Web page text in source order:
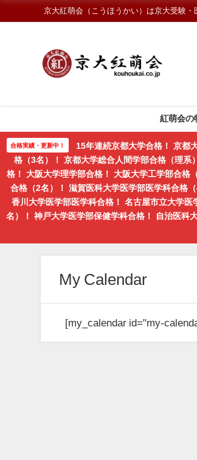
京大紅萌会（こうほうかい）は京大受験・
紅萌会の
合格実績・更新中！
15年連続京都大学合格！ 京都
格（3名）！ 京都大学総合人間学部合格（理
格！ 大阪大学理学部合格！ 大阪大学工学部合
合格（2名）！ 滋賀医科大学医学部医学科合格
香川大学医学部医学科合格！ 名古屋市立大学
名）！ 神戸大学医学部保健学科合格！ 自治医科
My Calendar
[my_calendar id="my-